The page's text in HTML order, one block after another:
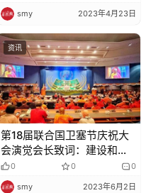
smy 2023年4月23日
资讯
第18届联合国卫塞节庆祝大
会演觉会长致词：建设和完
善国际佛教交流合作机制
0 0 0
smy 2023年6月2日